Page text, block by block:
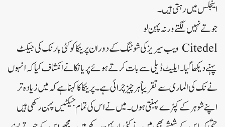
اینجلس میں رہتی ہیں۔
جوتے نہیں لگتے ورنہ پہن لو
Citedel ویب سیریز کی شوٹنگ کے دوران پرینکا کو کئی بار نک کی جیکٹ
پہنے دیکھا گیا۔ایلیٹ ڈیلی سے بات کرتے ہوئے پریانکا نے انکشاف کیا کہ انہوں
نے نک کی الماری سے تقریباً ہر چیز چرائی ہے۔پرینکا کا کہنا ہے کہ میں زیادہ تر
اپنے شوہر کے کپڑے پہنتی ہوں۔میں نے اس کی تمام جیکٹیں پہن رکھی ہیں